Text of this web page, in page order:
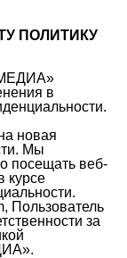
ПОЛИТИКУ
в
новая
Мы
посещать веб-
курсе
Пользователь
за